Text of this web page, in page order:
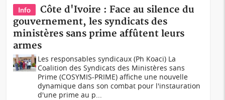
Info
Côte d'Ivoire : Face au silence du
gouvernement, les syndicats des
ministères sans prime affûtent leurs
armes
Les responsables syndicaux (Ph Koaci) La
Coalition des Syndicats des Ministères sans
Prime (COSYMIS-PRIME) affiche une nouvelle
dynamique dans son combat pour l'instauration
d'une prime au p...